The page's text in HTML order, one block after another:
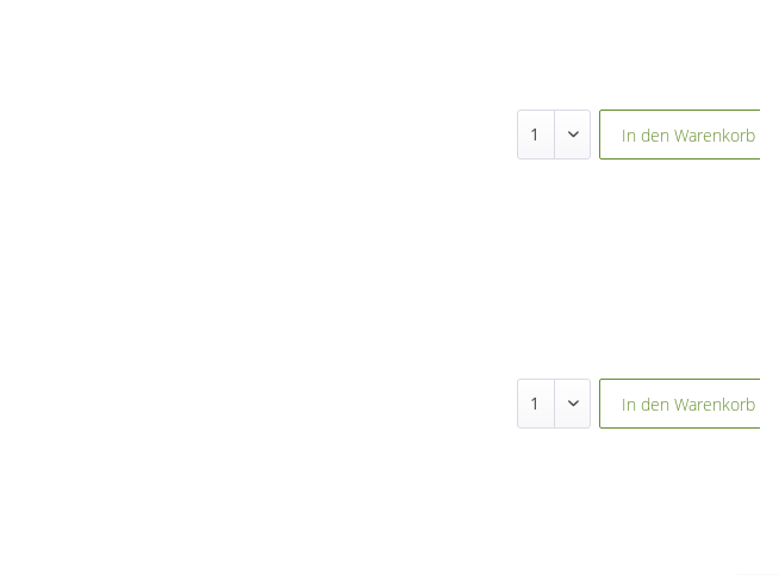
In den Warenkorb
In den Warenkorb